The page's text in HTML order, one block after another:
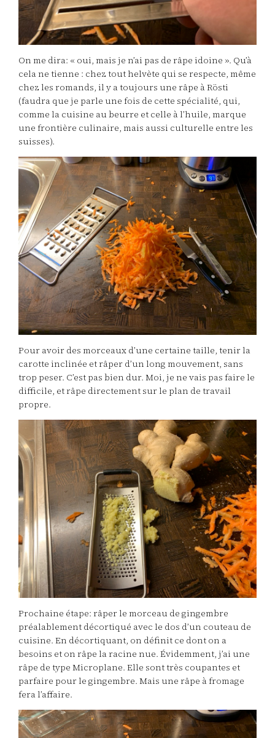
On me dira: « oui, mais je n’ai pas de râpe idoine ». Qu’à
cela ne tienne : chez tout helvète qui se respecte, même
chez les romands, il y a toujours une râpe à Rösti
(faudra que je parle une fois de cette spécialité, qui,
comme la cuisine au beurre et celle à l’huile, marque
une frontière culinaire, mais aussi culturelle entre les
suisses).
Pour avoir des morceaux d’une certaine taille, tenir la
carotte inclinée et râper d’un long mouvement, sans
trop peser. C’est pas bien dur. Moi, je ne vais pas faire le
difficile, et râpe directement sur le plan de travail
propre.
Prochaine étape: râper le morceau de gingembre
préalablement décortiqué avec le dos d’un couteau de
cuisine. En décortiquant, on définit ce dont on a
besoins et on râpe la racine nue. Évidemment, j’ai une
râpe de type Microplane. Elle sont très coupantes et
parfaire pour le gingembre. Mais une râpe à fromage
fera l’affaire.